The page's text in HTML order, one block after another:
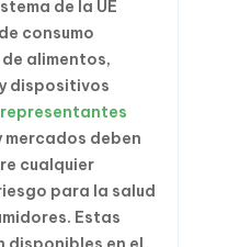
de la UE
consumo
alimentos,
dispositivos
representantes
mercados deben
cualquier
para la salud
Estas